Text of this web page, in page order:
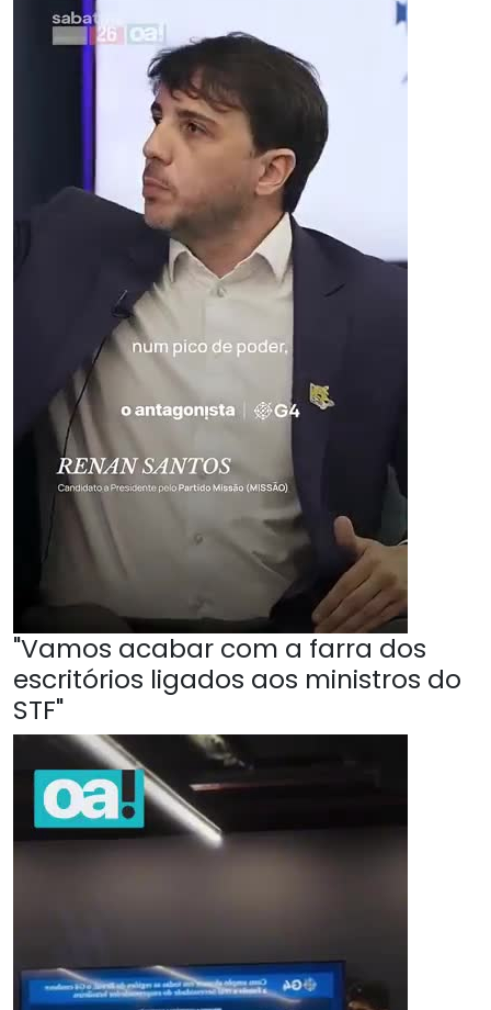
"Vamos acabar com a farra dos
escritórios ligados aos ministros do
STF"